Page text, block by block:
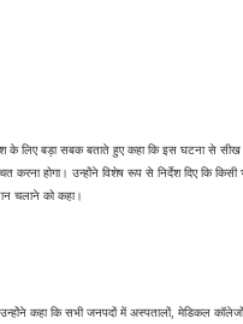
लिए बड़ा सबक बताते हुए कहा कि इस घटना से सीख
होगा। उन्होंने विशेष रूप से निर्देश दिए कि किसी
चलाने को कहा।
कहा कि सभी जनपदों में अस्पतालों, मेडिकल